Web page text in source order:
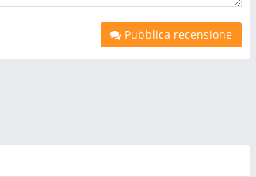
Pubblica recensione